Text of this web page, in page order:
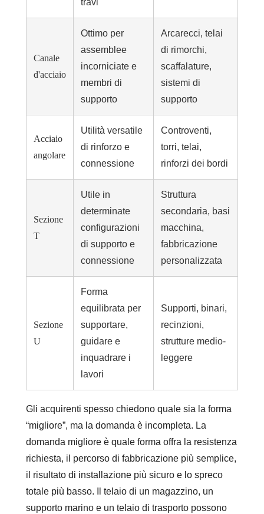
travi
Canale
d'acciaio
Ottimo per
assemblee
incorniciate e
membri di
supporto
Arcarecci, telai
di rimorchi,
scaffalature,
sistemi di
supporto
Acciaio
angolare
Utilità versatile
di rinforzo e
connessione
Controventi,
torri, telai,
rinforzi dei bordi
Sezione
T
Utile in
determinate
configurazioni
di supporto e
connessione
Struttura
secondaria, basi
macchina,
fabbricazione
personalizzata
Sezione
U
Forma
equilibrata per
supportare,
guidare e
inquadrare i
lavori
Supporti, binari,
recinzioni,
strutture medio-
leggere
Gli acquirenti spesso chiedono quale sia la forma
“migliore”, ma la domanda è incompleta. La
domanda migliore è quale forma offra la resistenza
richiesta, il percorso di fabbricazione più semplice,
il risultato di installazione più sicuro e lo spreco
totale più basso. Il telaio di un magazzino, un
supporto marino e un telaio di trasporto possono